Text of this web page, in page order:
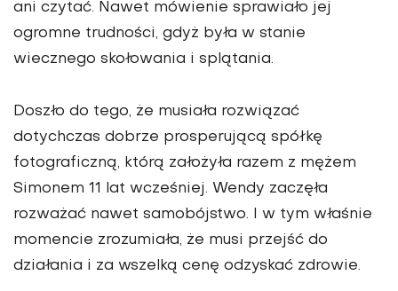
ani czytać. Nawet mówienie sprawiało jej
ogromne trudności, gdyż była w stanie
wiecznego skołowania i splątania.
Doszło do tego, że musiała rozwiązać
dotychczas dobrze prosperującą spółkę
fotograficzną, którą założyła razem z mężem
Simonem 11 lat wcześniej. Wendy zaczęła
rozważać nawet samobójstwo. I w tym właśnie
momencie zrozumiała, że musi przejść do
działania i za wszelką cenę odzyskać zdrowie.